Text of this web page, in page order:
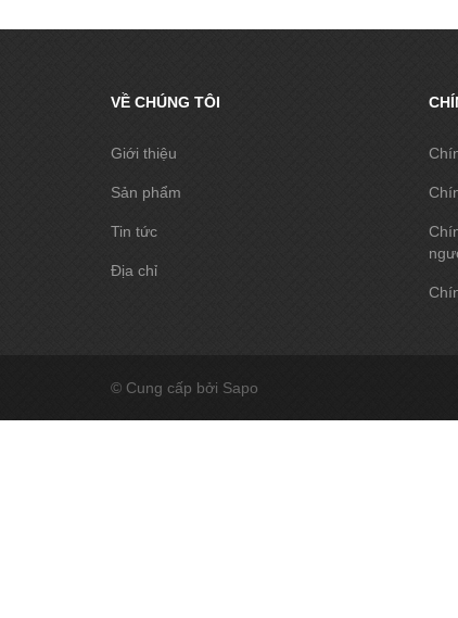
VỀ CHÚNG TÔI
Giới thiệu
Sản phẩm
Tin tức
Địa chỉ
© Cung cấp bởi Sapo